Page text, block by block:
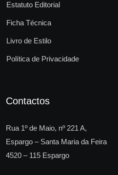
Estatuto Editorial
Ficha Técnica
Livro de Estilo
Política de Privacidade
Contactos
Rua 1º de Maio, nº 221 A,
Espargo – Santa Maria da Feira
4520 – 115 Espargo